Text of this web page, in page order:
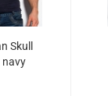
Skull
navy